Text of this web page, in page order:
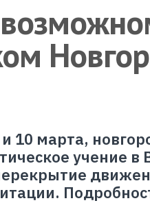
10 марта,
учение